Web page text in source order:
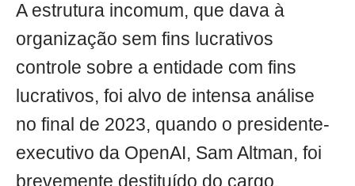
A estrutura incomum, que dava à
organização sem fins lucrativos
controle sobre a entidade com fins
lucrativos, foi alvo de intensa análise
no final de 2023, quando o presidente-
executivo da OpenAI, Sam Altman, foi
brevemente destituído do cargo,